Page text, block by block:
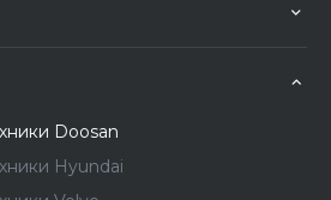
Doosan
Hyundai